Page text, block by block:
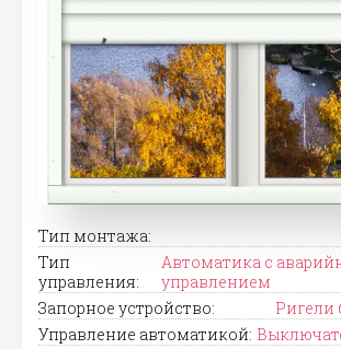
Тип монтажа:
Тип
управления:
Автоматика с
управлением
Запорное устройство:
Управление автоматикой: